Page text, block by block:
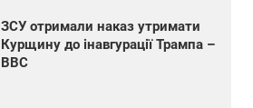
ЗСУ отримали наказ утримати
Курщину до інавгурації Трампа –
BBC